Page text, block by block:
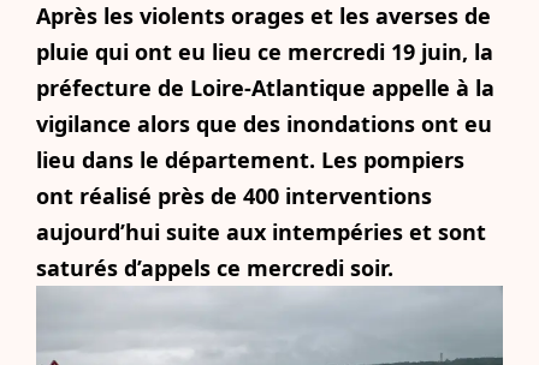
Après les violents orages et les averses de
pluie qui ont eu lieu ce mercredi 19 juin, la
préfecture de Loire-Atlantique appelle à la
vigilance alors que des inondations ont eu
lieu dans le département. Les pompiers
ont réalisé près de 400 interventions
aujourd’hui suite aux intempéries et sont
saturés d’appels ce mercredi soir.